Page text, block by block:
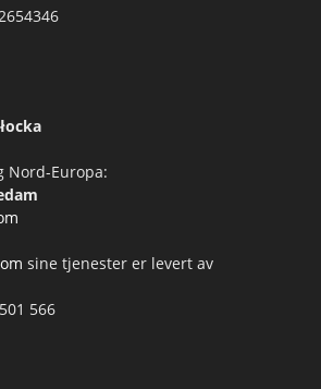
Nord-Europa:
sine tjenester er levert av
566